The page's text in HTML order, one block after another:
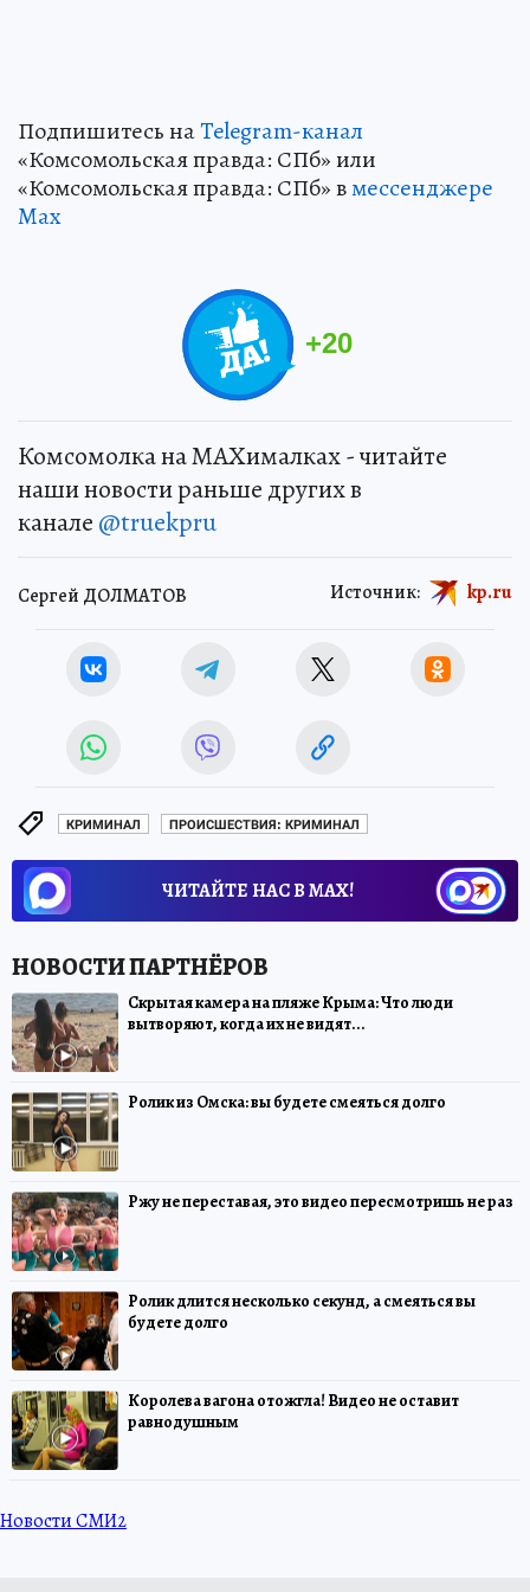
Подпишитесь наTelegram-канал
«Комсомольская правда: СПб» или
«Комсомольская правда: СПб» вмессенджере
Max
+20
Комсомолка на MAXималках - читайте
наши новости раньше других в
канале @truekpru
Сергей ДОЛМАТОВ Источник: kp.ru
КРИМИНАЛ ПРОИСШЕСТВИЯ: КРИМИНАЛ
ЧИТАЙТЕ НАС В МАХ!
Скрытая камера на пляже Крыма: Что люди
вытворяют, когда их не видят...
Ролик из Омска: вы будете смеяться долго
Ржу не переставая, это видео пересмотришь не раз
Ролик длится несколько секунд, а смеяться вы
будете долго
Королева вагона отожгла! Видео не оставит
равнодушным
Новости СМИ2